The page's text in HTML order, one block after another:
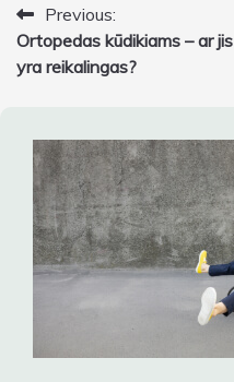
Navigacija
tarp
Previous:
Ortopedas kūdikiams – ar jis
yra reikalingas?